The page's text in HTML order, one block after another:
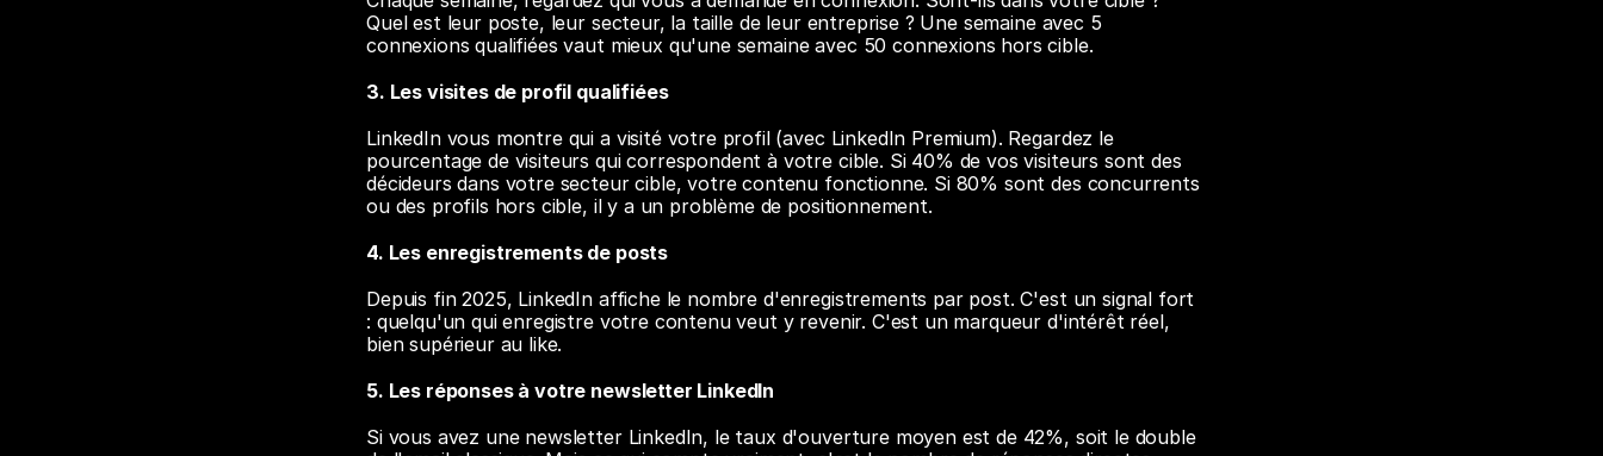
Quel est leur poste, leur secteur, la taille de leur entreprise ? Une semaine avec 5
connexions qualifiées vaut mieux qu'une semaine avec 50 connexions hors cible.
3. Les visites de profil qualifiées
LinkedIn vous montre qui a visité votre profil (avec LinkedIn Premium). Regardez le
pourcentage de visiteurs qui correspondent à votre cible. Si 40% de vos visiteurs sont des
décideurs dans votre secteur cible, votre contenu fonctionne. Si 80% sont des concurrents
ou des profils hors cible, il y a un problème de positionnement.
4. Les enregistrements de posts
Depuis fin 2025, LinkedIn affiche le nombre d'enregistrements par post. C'est un signal fort
: quelqu'un qui enregistre votre contenu veut y revenir. C'est un marqueur d'intérêt réel,
bien supérieur au like.
5. Les réponses à votre newsletter LinkedIn
Si vous avez une newsletter LinkedIn, le taux d'ouverture moyen est de 42%, soit le double